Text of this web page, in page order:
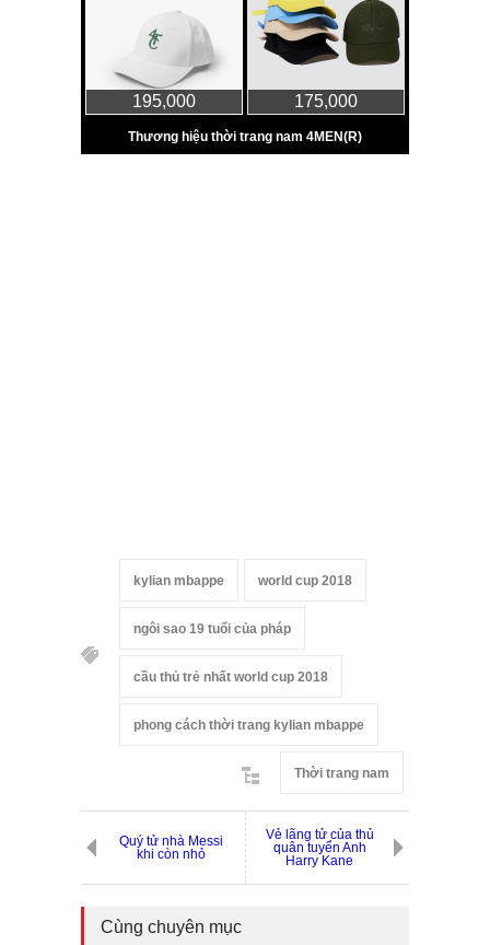
kylian mbappe world cup 2018
ngôi sao 19 tuổi của pháp
cầu thủ trẻ nhất world cup 2018
phong cách thời trang kylian mbappe
Thời trang nam
Quý tử nhà Messi
khi còn nhỏ
Vẻ lãng tử của thủ
quân tuyển Anh
Harry Kane
Cùng chuyên mục